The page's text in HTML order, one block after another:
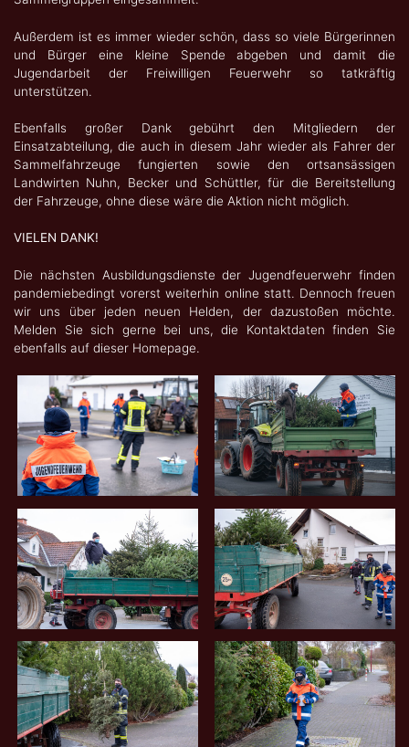
Außerdem ist es immer wieder schön, dass so viele Bürgerinnen
und Bürger eine kleine Spende abgeben und damit die
Jugendarbeit der Freiwilligen Feuerwehr so tatkräftig
unterstützen.
Ebenfalls großer Dank gebührt den Mitgliedern der
Einsatzabteilung, die auch in diesem Jahr wieder als Fahrer der
Sammelfahrzeuge fungierten sowie den ortsansässigen
Landwirten Nuhn, Becker und Schüttler, für die Bereitstellung
der Fahrzeuge, ohne diese wäre die Aktion nicht möglich.
VIELEN DANK!
Die nächsten Ausbildungsdienste der Jugendfeuerwehr finden
pandemiebedingt vorerst weiterhin online statt. Dennoch freuen
wir uns über jeden neuen Helden, der dazustoßen möchte.
Melden Sie sich gerne bei uns, die Kontaktdaten finden Sie
ebenfalls auf dieser Homepage.